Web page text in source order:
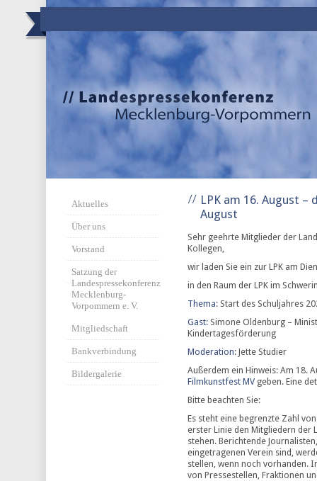
Aktuelles
Über uns
Vorstand
Satzung der
Landespressekonferenz
Mecklenburg-
Vorpommern e. V.
Mitgliedschaft
Bankverbindung
Bildergalerie
LPK am 16. August –
August
Sehr geehrte Mitglieder der
Kollegen,
wir laden Sie ein zur LPK am
in den Raum der LPK im
Thema: Start des Schuljahres
Gast: Simone Oldenburg –
Kindertagesförderung
Moderation: Jette Studier
Außerdem ein Hinweis: Am 18.
Filmkunstfest MV geben. Eine
Bitte beachten Sie:
Es steht eine begrenzte Zahl
erster Linie den Mitgliedern der
stehen. Berichtende
eingetragenen Verein sind,
stellen, wenn noch vorhanden.
von Pressestellen, Fraktionen